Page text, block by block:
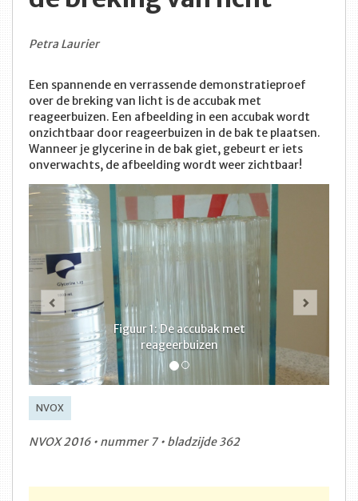
Petra Laurier
Een spannende en verrassende demonstratieproef
over de breking van licht is de accubak met
reageerbuizen. Een afbeelding in een accubak wordt
onzichtbaar door reageerbuizen in de bak te plaatsen.
Wanneer je glycerine in de bak giet, gebeurt er iets
onverwachts, de afbeelding wordt weer zichtbaar!
Figuur 1: De accubak met
reageerbuizen
Vorige
NVOX
NVOX 2016 • nummer 7 • bladzijde 362